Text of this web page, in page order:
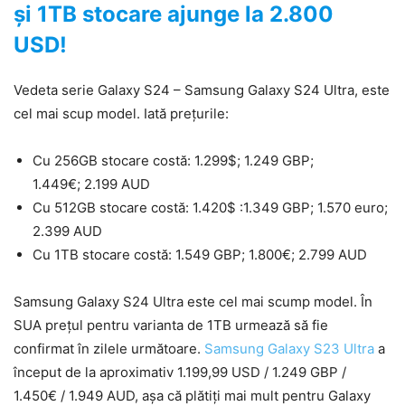
și 1TB stocare ajunge la 2.800
USD!
Vedeta serie Galaxy S24 – Samsung Galaxy S24 Ultra, este
cel mai scup model. Iată prețurile:
Cu 256GB stocare costă: 1.299$; 1.249 GBP;
1.449€; 2.199 AUD
Cu 512GB stocare costă: 1.420$ :1.349 GBP; 1.570 euro;
2.399 AUD
Cu 1TB stocare costă: 1.549 GBP; 1.800€; 2.799 AUD
Samsung Galaxy S24 Ultra este cel mai scump model. În
SUA prețul pentru varianta de 1TB urmează să fie
confirmat în zilele următoare. Samsung Galaxy S23 Ultra a
început de la aproximativ 1.199,99 USD / 1.249 GBP /
1.450€ / 1.949 AUD, așa că plătiți mai mult pentru Galaxy